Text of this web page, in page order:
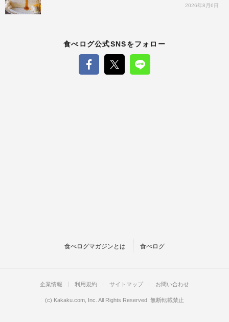
2026年8月6日
食べログ公式SNSをフォロー
食べログマガジンとは 食べログ
企業情報 利用規約 サイトマップ お問い合わせ
(c) Kakaku.com, Inc. All Rights Reserved. 無断転載禁止